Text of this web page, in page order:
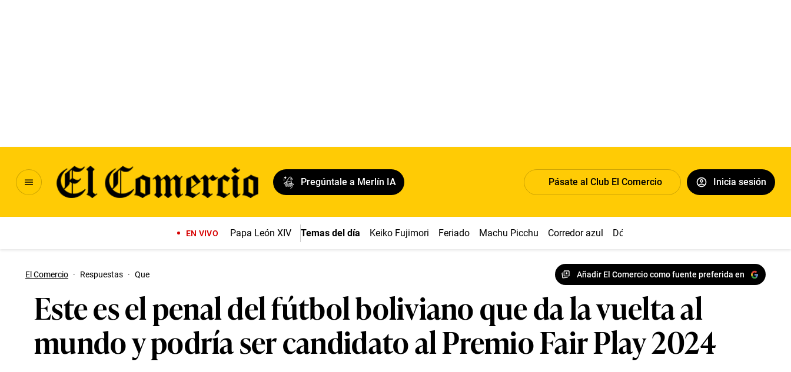
Pregúntale a Merlín IA Pásate al Club El Comercio Inicia sesión
EN VIVO Papa León XIV Temas del día Keiko Fujimori Feriado Machu Picchu Corredor azul Dólar
El Comercio · Respuestas · Que Añadir El Comercio como fuente preferida en
Este es el penal del fútbol boliviano que da la vuelta al
mundo y podría ser candidato al Premio Fair Play 2024